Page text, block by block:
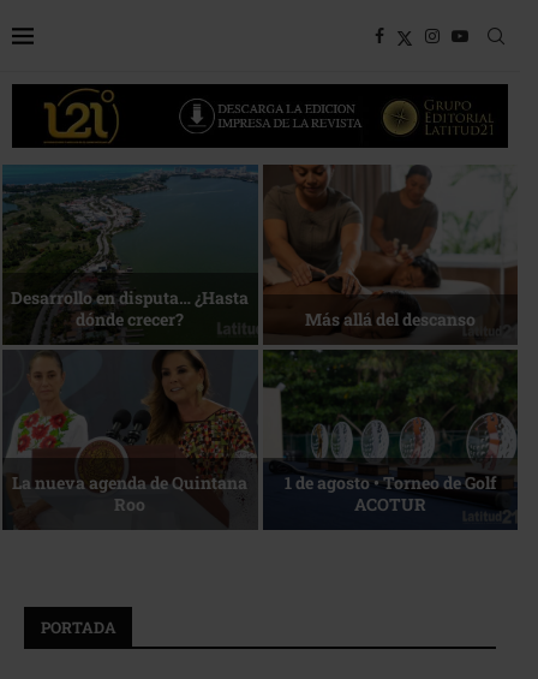
Bottega, un viaje servido a la
mesa
Energía que Impulsa la
competitividad
Reconocimiento de viajeros La esencia del servicio
PORTADA